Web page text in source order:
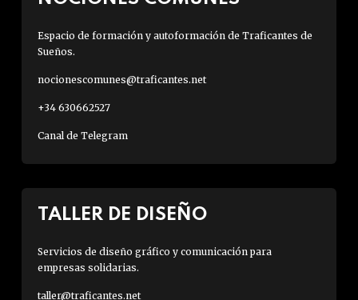
Espacio de formación y autoformación de Traficantes de
Sueños.
nocionescomunes@traficantes.net
+34 630662527
Canal de Telegram
TALLER DE DISEÑO
Servicios de diseño gráfico y comunicación para
empresas solidarias.
taller@traficantes.net